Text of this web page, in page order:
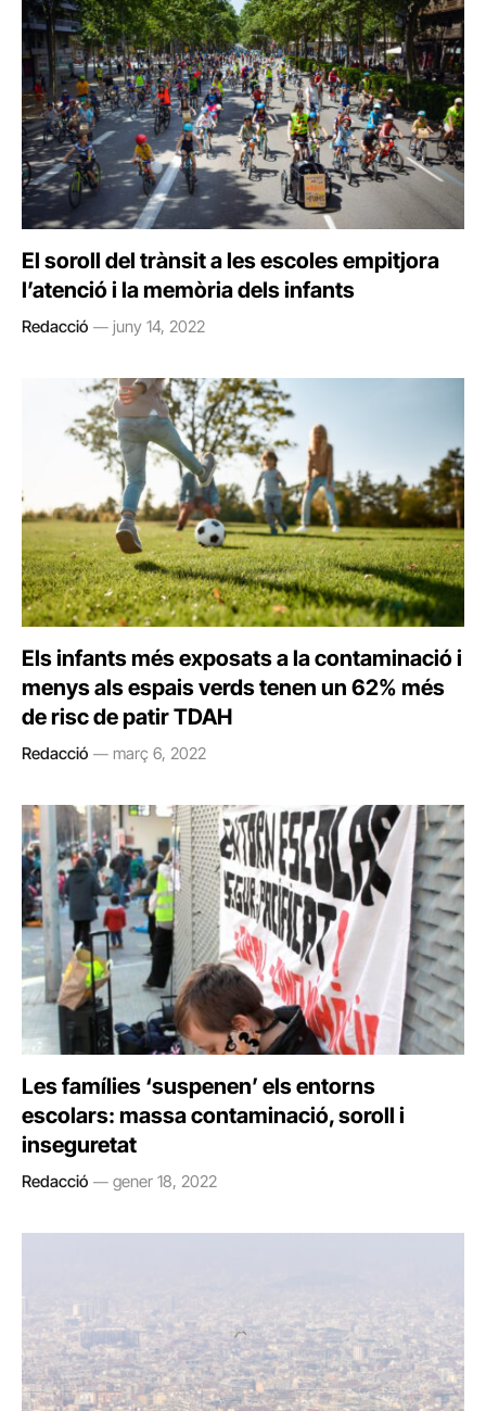
El soroll del trànsit a les escoles empitjora
l’atenció i la memòria dels infants
Redacció juny 14, 2022
Els infants més exposats a la contaminació i
menys als espais verds tenen un 62% més
de risc de patir TDAH
Redacció març 6, 2022
Les famílies ‘suspenen’ els entorns
escolars: massa contaminació, soroll i
inseguretat
Redacció gener 18, 2022